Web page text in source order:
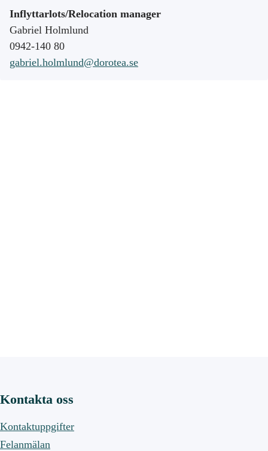
Inflyttarlots/Relocation manager
Gabriel Holmlund
0942-140 80
gabriel.holmlund@dorotea.se
Kontakta oss
Kontaktuppgifter
Felanmälan